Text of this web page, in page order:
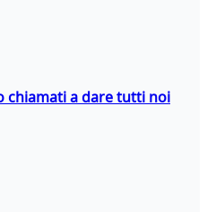
chiamati a dare tutti noi